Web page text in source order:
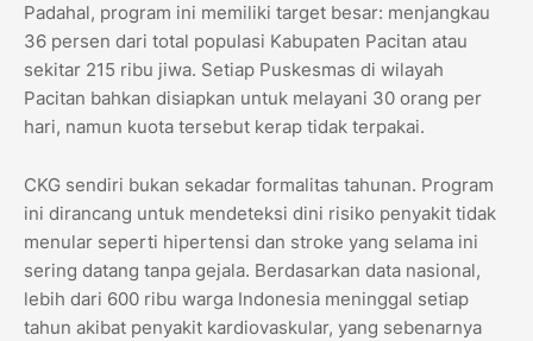
Padahal, program ini memiliki target besar: menjangkau
36 persen dari total populasi Kabupaten Pacitan atau
sekitar 215 ribu jiwa. Setiap Puskesmas di wilayah
Pacitan bahkan disiapkan untuk melayani 30 orang per
hari, namun kuota tersebut kerap tidak terpakai.
CKG sendiri bukan sekadar formalitas tahunan. Program
ini dirancang untuk mendeteksi dini risiko penyakit tidak
menular seperti hipertensi dan stroke yang selama ini
sering datang tanpa gejala. Berdasarkan data nasional,
lebih dari 600 ribu warga Indonesia meninggal setiap
tahun akibat penyakit kardiovaskular, yang sebenarnya